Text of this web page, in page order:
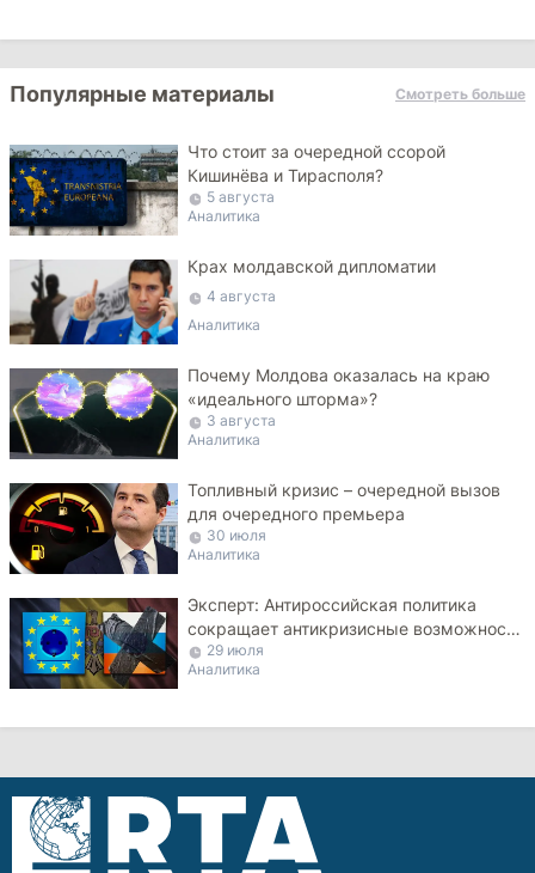
Популярные материалы Смотреть больше
Что стоит за очередной ссорой
Кишинёва и Тирасполя?
5 августа
Аналитика
Крах молдавской дипломатии
4 августа
Аналитика
Почему Молдова оказалась на краю
«идеального шторма»?
3 августа
Аналитика
Топливный кризис – очередной вызов
для очередного премьера
30 июля
Аналитика
Эксперт: Антироссийская политика
сокращает антикризисные возможности
Молдовы
29 июля
Аналитика